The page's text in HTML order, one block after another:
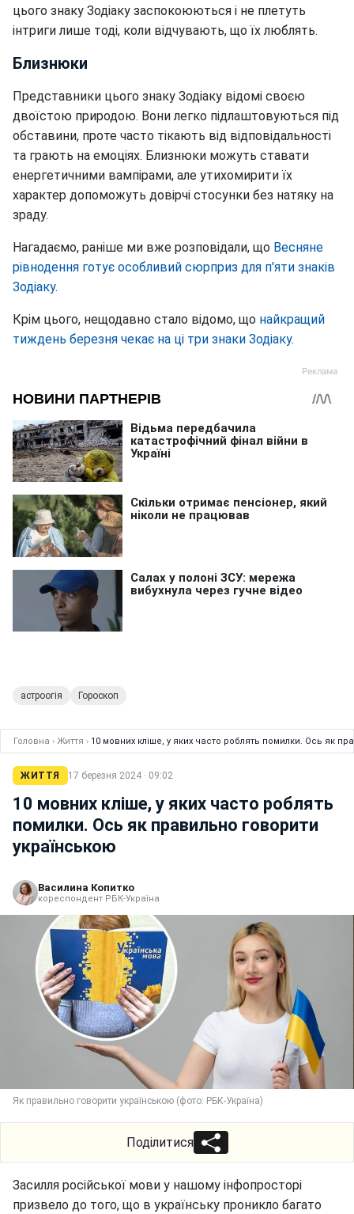
цього знаку Зодіаку заспокоюються і не плетуть
інтриги лише тоді, коли відчувають, що їх люблять.
Близнюки
Представники цього знаку Зодіаку відомі своєю
двоїстою природою. Вони легко підлаштовуються під
обставини, проте часто тікають від відповідальності
та грають на емоціях. Близнюки можуть ставати
енергетичними вампірами, але утихомирити їх
характер допоможуть довірчі стосунки без натяку на
зраду.
Нагадаємо, раніше ми вже розповідали, що Весняне
рівнодення готує особливий сюрприз для п'яти знаків
Зодіаку.
Крім цього, нещодавно стало відомо, що найкращий
тиждень березня чекає на ці три знаки Зодіаку.
астроогія Гороскоп
Головна › Життя › 10 мовних кліше, у яких часто роблять помилки. Ось як
ЖИТТЯ 17 березня 2024 · 09:02
10 мовних кліше, у яких часто роблять
помилки. Ось як правильно говорити
українською
Василина Копитко
кореспондент РБК-Україна
Як правильно говорити українською (фото: РБК-Україна)
Поділитися
Засилля російської мови у нашому інфопросторі
призвело до того, що в українську проникло багато